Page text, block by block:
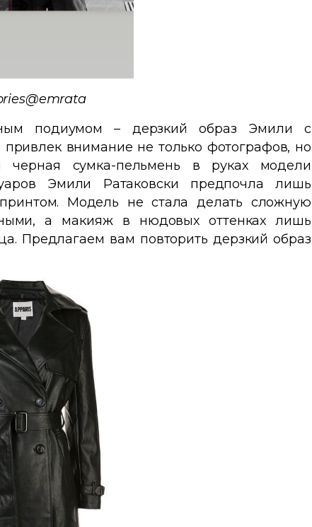
подиумом – дерзкий образ Эмили с
внимание не только фотографов, но
сумка-пельмень в руках модели
Эмили Ратаковски предпочла лишь
Модель не стала делать сложную
а макияж в нюдовых оттенках лишь
Предлагаем вам повторить дерзкий образ